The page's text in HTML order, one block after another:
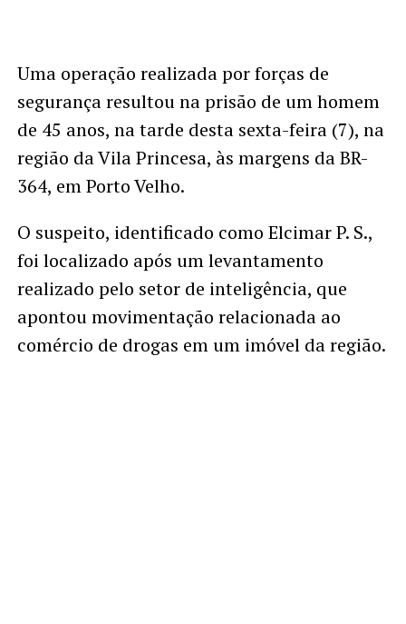
Uma operação realizada por forças de
segurança resultou na prisão de um homem
de 45 anos, na tarde desta sexta-feira (7), na
região da Vila Princesa, às margens da BR-
364, em Porto Velho.
O suspeito, identificado como Elcimar P. S.,
foi localizado após um levantamento
realizado pelo setor de inteligência, que
apontou movimentação relacionada ao
comércio de drogas em um imóvel da região.